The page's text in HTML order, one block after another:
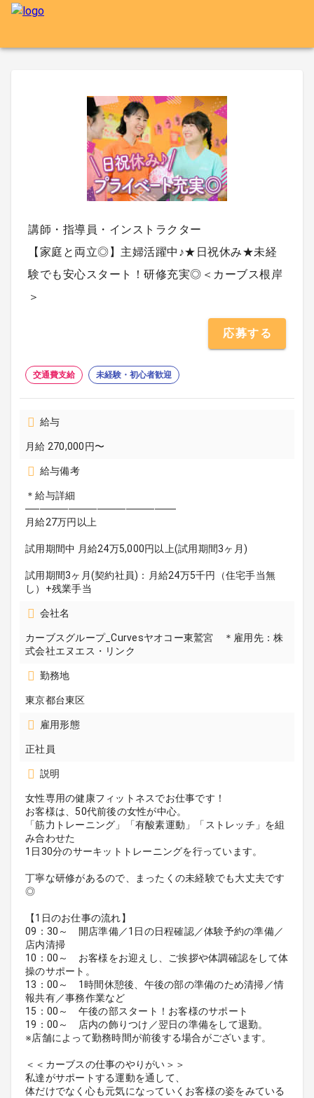
講師・指導員・インストラクター
【家庭と両立◎】主婦活躍中♪★日祝休み★未経
験でも安心スタート！研修充実◎＜カーブス根岸
＞
応募する
交通費支給 未経験・初心者歓迎
給与
月給 270,000円〜
給与備考
＊給与詳細
─────────────────────
月給27万円以上
試用期間中 月給24万5,000円以上(試用期間3ヶ月)
試用期間3ヶ月(契約社員)：月給24万5千円（住宅手当無
し）+残業手当
会社名
カーブスグループ_Curvesヤオコー東鷲宮 ＊雇用先：株
式会社エヌエス・リンク
勤務地
東京都台東区
雇用形態
正社員
説明
女性専用の健康フィットネスでお仕事です！
お客様は、50代前後の女性が中心。
「筋力トレーニング」「有酸素運動」「ストレッチ」を組
み合わせた
1日30分のサーキットトレーニングを行っています。
丁寧な研修があるので、まったくの未経験でも大丈夫です
◎
【1日のお仕事の流れ】
09：30～ 開店準備／1日の日程確認／体験予約の準備／
店内清掃
10：00～ お客様をお迎えし、ご挨拶や体調確認をして体
操のサポート。
13：00～ 1時間休憩後、午後の部の準備のため清掃／情
報共有／事務作業など
15：00～ 午後の部スタート！お客様のサポート
19：00～ 店内の飾りつけ／翌日の準備をして退勤。
※店舗によって勤務時間が前後する場合がございます。
＜＜カーブスの仕事のやりがい＞＞
私達がサポートする運動を通して、
体だけでなく心も元気になっていくお客様の姿をみている